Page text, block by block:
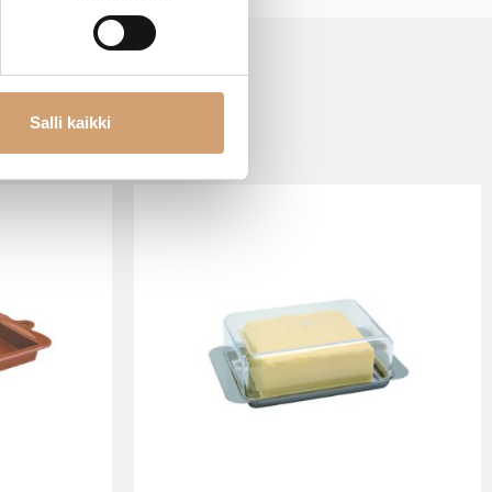
Salli kaikki